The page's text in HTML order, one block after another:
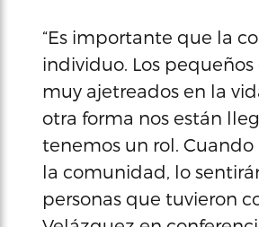
“Es importante que la
individuo. Los
muy ajetreados en la
otra forma nos están
tenemos un rol.
la comunidad, lo
personas que tuvieron